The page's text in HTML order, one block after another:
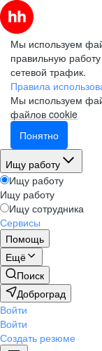
Мы используем
правильную
сетевой трафик.
Правила
Мы используем
файлов cookie
Понятно
Ищу работу
Ищу работу
Ищу работу
Ищу сотрудника
Сервисы
Помощь
Ещё
Поиск
Доброград
Войти
Войти
Создать резюме